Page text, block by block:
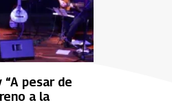
“A pesar de
a la